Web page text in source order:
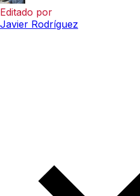
Editado por
Javier Rodríguez